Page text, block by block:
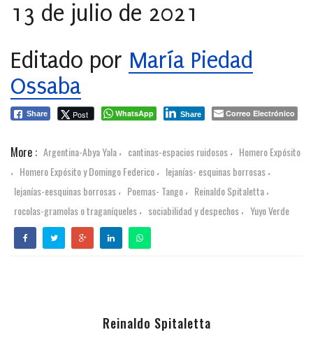
13 de julio de 2021
Editado por María Piedad
Ossaba
Share Post WhatsApp Share Correo Electrónico
More : Argentina-Abya Yala , cantinas-espacios ruidosos , Homero Expósito
, Homero Expósito y Domingo Federico , lejanías- esquinas borrosas ,
lejanías-eesquinas borrosas , Poemas- Tango , Reinaldo Spitaletta ,
rocolas-gramolas o traganíqueles , sociabilidad y despechos , Yuyo Verde
Reinaldo Spitaletta